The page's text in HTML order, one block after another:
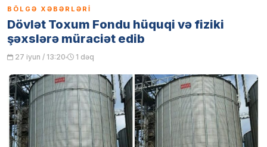
BÖLGƏ XƏBƏRLƏRI
Dövlət Toxum Fondu hüquqi və fiziki
şəxslərə müraciət edib
27 iyun / 13:20 1 dəq